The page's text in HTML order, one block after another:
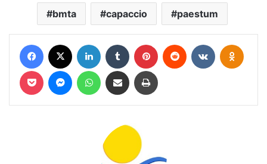
bmta capaccio paestum
Facebook LinkedIn Tumblr Pinterest Reddit VKontakte
Pocket MessengerWhatsAppCondividi via mail Stampa